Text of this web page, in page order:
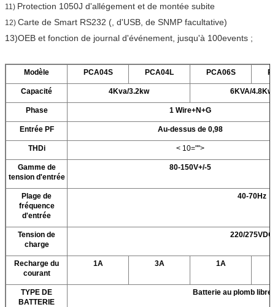
11) Protection 1050J d'allégement et de montée subite
12) Carte de Smart RS232 (, d'USB, de SNMP facultative)
13)OEB et fonction de journal d'événement, jusqu'à 100events ;
Modèle PCA04S PCA04L PCA06S
Capacité 4Kva/3.2kw 6KVA/4.8Kw
Phase 1 Wire+N+G
Entrée PF Au-dessus de 0,98
THDi < 10="">
Gamme de
tension d'entrée
80-150V+/-5
Plage de
fréquence
d'entrée
40-70Hz
Tension de
charge
220/275VDC
Recharge du
courant
1A 3A 1A
TYPE DE
BATTERIE
Batterie au plomb libre